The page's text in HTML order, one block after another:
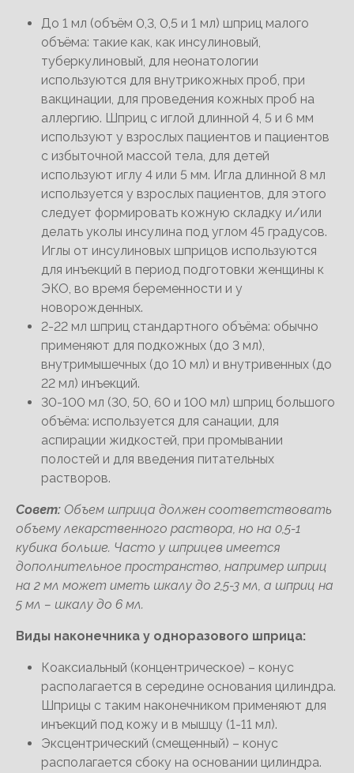
До 1 мл (объём 0,3, 0,5 и 1 мл) шприц малого
объёма: такие как, как инсулиновый,
туберкулиновый, для неонатологии
используются для внутрикожных проб, при
вакцинации, для проведения кожных проб на
аллергию. Шприц с иглой длинной 4, 5 и 6 мм
используют у взрослых пациентов и пациентов
с избыточной массой тела, для детей
используют иглу 4 или 5 мм. Игла длинной 8 мл
используется у взрослых пациентов, для этого
следует формировать кожную складку и/или
делать уколы инсулина под углом 45 градусов.
Иглы от инсулиновых шприцов используются
для инъекций в период подготовки женщины к
ЭКО, во время беременности и у
новорожденных.
2-22 мл шприц стандартного объёма: обычно
применяют для подкожных (до 3 мл),
внутримышечных (до 10 мл) и внутривенных (до
22 мл) инъекций.
30-100 мл (30, 50, 60 и 100 мл) шприц большого
объёма: используется для санации, для
аспирации жидкостей, при промывании
полостей и для введения питательных
растворов.
Совет: Объем шприца должен соответствовать
объему лекарственного раствора, но на 0,5-1
кубика больше. Часто у шприцев имеется
дополнительное пространство, например шприц
на 2 мл может иметь шкалу до 2,5-3 мл, а шприц на
5 мл – шкалу до 6 мл.
Виды наконечника у одноразового шприца:
Коаксиальный (концентрическое) – конус
располагается в середине основания цилиндра.
Шприцы с таким наконечником применяют для
инъекций под кожу и в мышцу (1-11 мл).
Эксцентрический (смещенный) – конус
располагается сбоку на основании цилиндра.